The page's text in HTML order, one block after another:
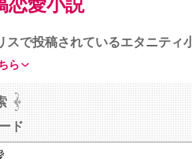
恋愛小説
スで投稿されているエタニティ
ら
ド